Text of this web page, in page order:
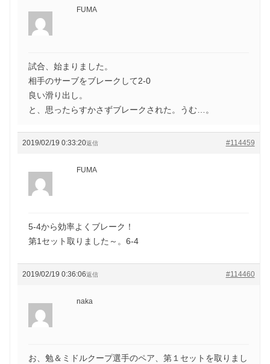
FUMA
試合、始まりました。
相手のサーブをブレークして2-0
良い滑り出し。
と、思ったらすかさずブレークされた。うむ…。
2019/02/19 0:33:20 #114459
返信
FUMA
5-4から効率よくブレーク！
第1セット取りました～。6-4
2019/02/19 0:36:06 #114460
返信
naka
お、勉＆ミドルクープ選手のペア、第１セットを取りまし